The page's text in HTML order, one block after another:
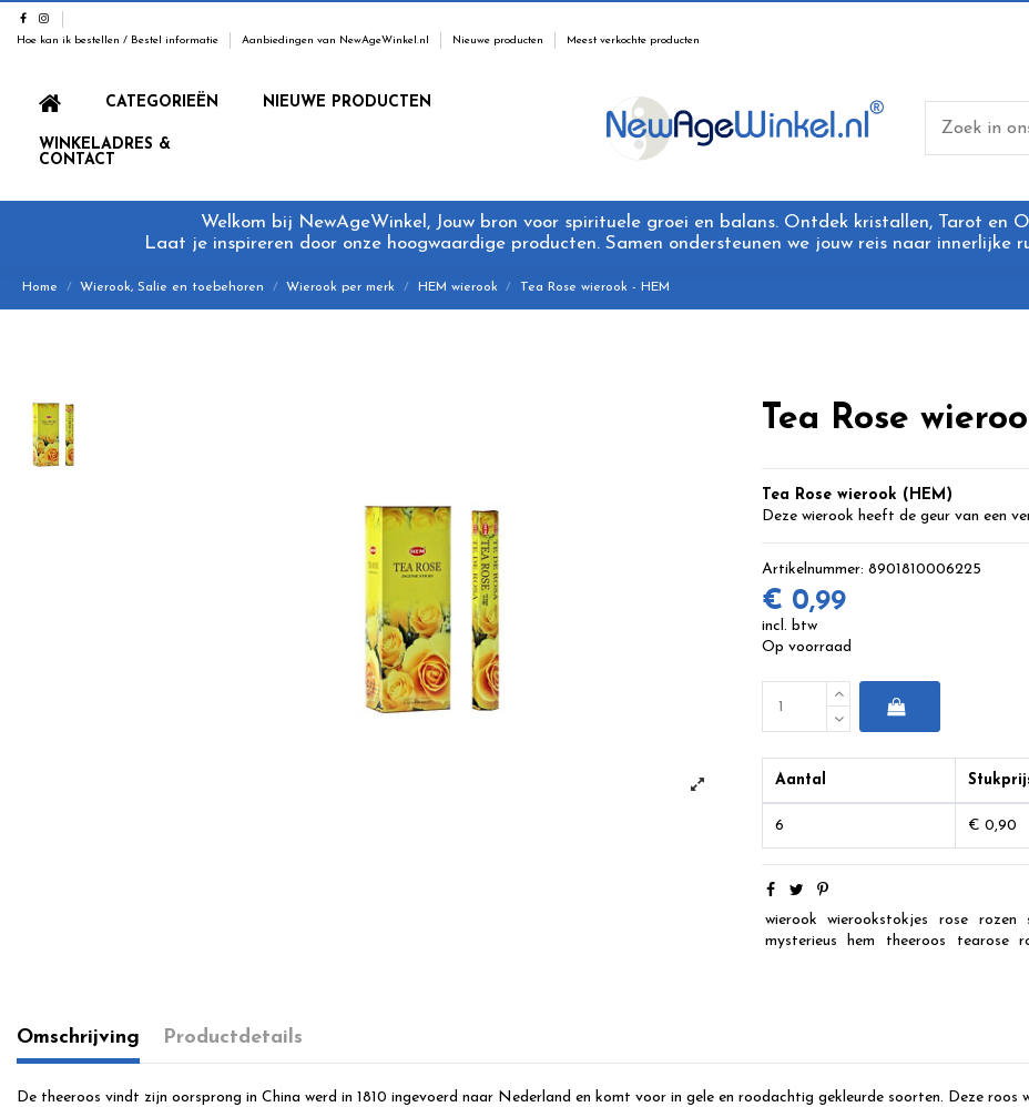
Hoe kan ik bestellen / Bestel informatie Aanbiedingen van NewAgeWinkel.nl Nieuwe producten Meest verkochte producten
CATEGORIEËN NIEUWE PRODUCTEN
WINKELADRES &
CONTACT
Welkom bij NewAgeWinkel, Jouw bron voor spirituele groei en balans. Ontdek kristallen, Tarot en
Laat je inspireren door onze hoogwaardige producten. Samen ondersteunen we jouw reis naar innerlijke
Home Wierook, Salie en toebehoren Wierook per merk HEM wierook Tea Rose wierook - HEM
Tea Rose
Tea Rose wierook (HEM)
Deze wierook heeft de geur van een
Artikelnummer: 8901810006225
€ 0,99
incl. btw
Op voorraad
Aantal
6 € 0,90
wierook wierookstokjes rose rozen
mysterieus
hem theeroos tearose
Omschrijving Productdetails
De theeroos vindt zijn oorsprong in China werd in 1810 ingevoerd naar Nederland en komt voor in gele en roodachtig gekleurde soorten. Deze roos